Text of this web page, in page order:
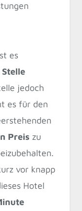
es
jedoch
es für den
Preis zu
vor knapp
Hotel